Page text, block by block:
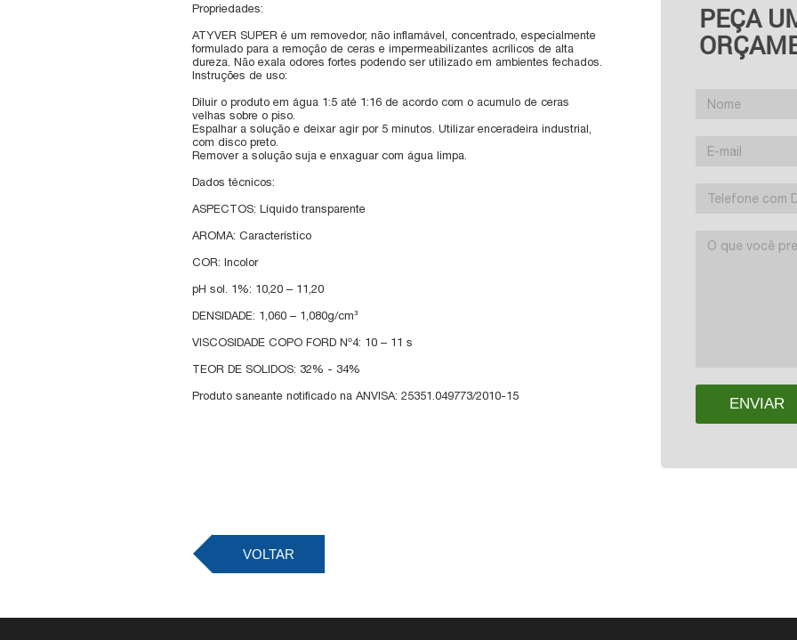
ENVIAR
PEÇA
VOLTAR
Propriedades:
ATYVER SUPER é um removedor, não inflamável, concentrado, especialmente
formulado para a remoção de ceras e impermeabilizantes acrílicos de alta
dureza. Não exala odores fortes podendo ser utilizado em ambientes fechados.
Instruções de uso:
Diluir o produto em água 1:5 até 1:16 de acordo com o acumulo de ceras
velhas sobre o piso.
Espalhar a solução e deixar agir por 5 minutos. Utilizar enceradeira industrial,
com disco preto.
Remover a solução suja e enxaguar com água limpa.
Dados técnicos:
ASPECTOS: Líquido transparente
AROMA: Característico
COR: Incolor
pH sol. 1%: 10,20 – 11,20
DENSIDADE: 1,060 – 1,080g/cm³
VISCOSIDADE COPO FORD Nº4: 10 – 11 s
TEOR DE SOLIDOS: 32% - 34%
Produto saneante notificado na ANVISA: 25351.049773/2010-15